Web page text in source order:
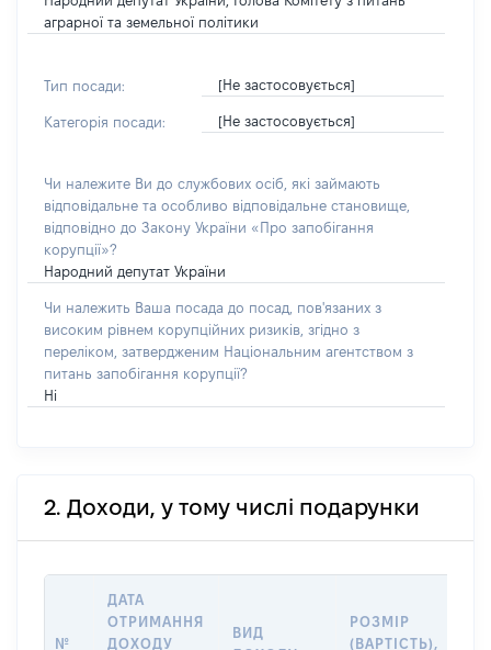
аграрної та земельної політики
Тип посади: [Не застосовується]
Категорія посади: [Не застосовується]
Чи належите Ви до службових осіб, які займають
відповідальне та особливо відповідальне становище,
відповідно до Закону України «Про запобігання
корупції»?
Народний депутат України
Чи належить Ваша посада до посад, пов'язаних з
високим рівнем корупційних ризиків, згідно з
переліком, затвердженим Національним агентством з
питань запобігання корупції?
Ні
2. Доходи, у тому числі подарунки
№
ДАТА
ОТРИМАННЯ
ДОХОДУ
ВИД
РОЗМІР
(ВАРТІСТЬ),